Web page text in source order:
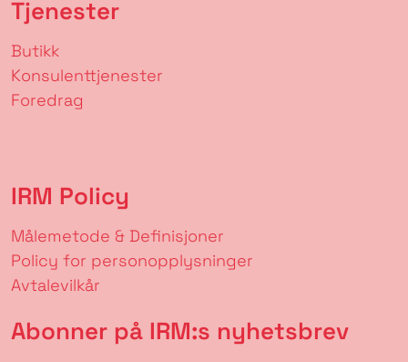
Tjenester
Butikk
Konsulenttjenester
Foredrag
IRM Policy
Målemetode & Definisjoner
Policy for personopplysninger
Avtalevilkår
Abonner på IRM:s nyhetsbrev